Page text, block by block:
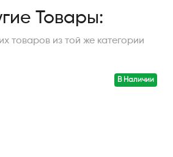
Товары:
товаров из той же категории
В Наличии